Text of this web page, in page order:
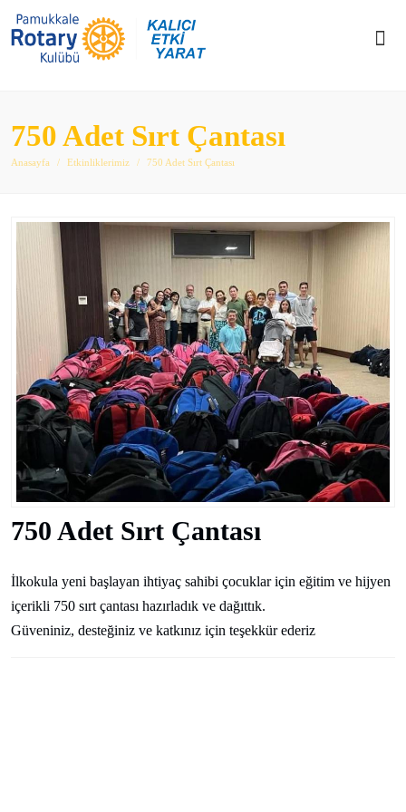
750 Adet Sırt Çantası
Anasayfa Etkinliklerimiz 750 Adet Sırt Çantası
750 Adet Sırt Çantası
İlkokula yeni başlayan ihtiyaç sahibi çocuklar için eğitim ve hijyen
içerikli 750 sırt çantası hazırladık ve dağıttık.
Güveniniz, desteğiniz ve katkınız için teşekkür ederiz